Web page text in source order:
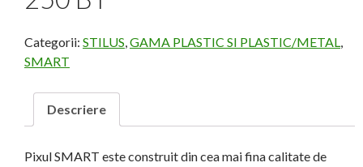
Categorii: STILUS GAMA PLASTIC SI PLASTIC/METAL
SMART
Descriere
Pixul SMART este construit din cea mai fina calitate de